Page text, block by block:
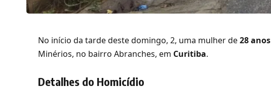
No início da tarde deste domingo, 2, uma mulher de28 anos
Minérios, no bairro Abranches, em Curitiba.
Detalhes do Homicídio